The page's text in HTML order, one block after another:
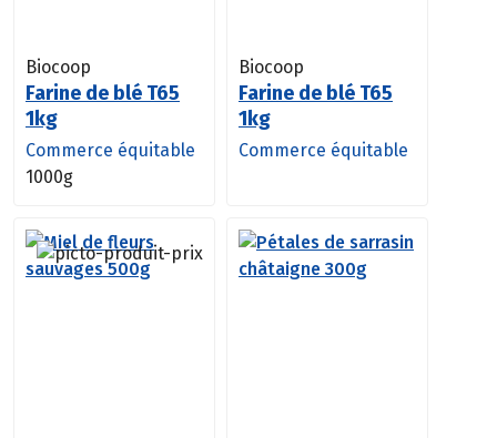
Biocoop
Farine de blé T65
1kg
Commerce équitable
1000g
Biocoop
Farine de blé T65
1kg
Commerce équitable